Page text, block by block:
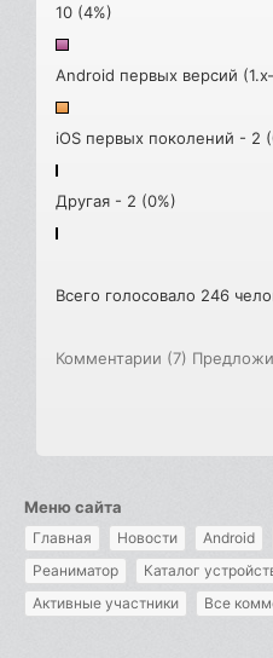
10 (4%)
Android первых версий
iOS первых поколений - 2
Другая - 2 (0%)
Всего голосовало 246
Комментарии (7)
Меню сайта
Главная Новости Android
Реаниматор
Каталог
Активные участники
Все